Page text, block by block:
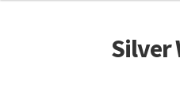
Aller
à
Aller
au
Silver